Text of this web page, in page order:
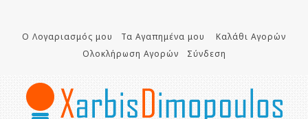
περιεχόμενο
Ο Λογαριασμός μου Τα Αγαπημένα μου
Καλάθι Αγορών
Ολοκλήρωση Αγορών
Σύνδεση